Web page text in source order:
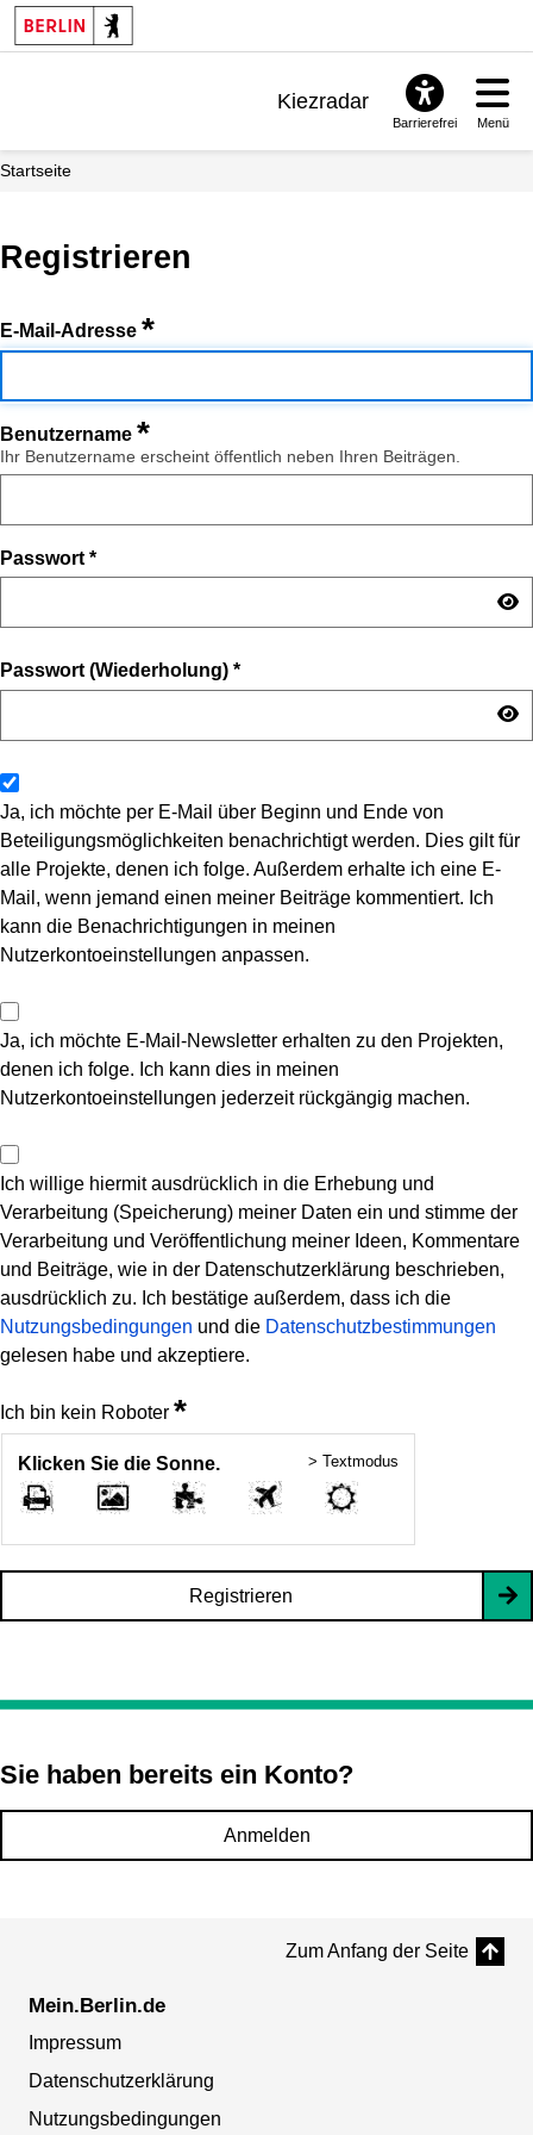
Kiezradar
Barrierefrei Menü
Startseite
Registrieren
E-Mail-Adresse *
Benutzername *
Ihr Benutzername erscheint öffentlich neben Ihren Beiträgen.
Passwort *
Passwort (Wiederholung) *
Ja, ich möchte per E-Mail über Beginn und Ende von
Beteiligungsmöglichkeiten benachrichtigt werden. Dies gilt für
alle Projekte, denen ich folge. Außerdem erhalte ich eine E-
Mail, wenn jemand einen meiner Beiträge kommentiert. Ich
kann die Benachrichtigungen in meinen
Nutzerkontoeinstellungen anpassen.
Ja, ich möchte E-Mail-Newsletter erhalten zu den Projekten,
denen ich folge. Ich kann dies in meinen
Nutzerkontoeinstellungen jederzeit rückgängig machen.
Ich willige hiermit ausdrücklich in die Erhebung und
Verarbeitung (Speicherung) meiner Daten ein und stimme der
Verarbeitung und Veröffentlichung meiner Ideen, Kommentare
und Beiträge, wie in der Datenschutzerklärung beschrieben,
ausdrücklich zu. Ich bestätige außerdem, dass ich die
Nutzungsbedingungen und die Datenschutzbestimmungen
gelesen habe und akzeptiere.
Ich bin kein Roboter *
Klicken Sie die Sonne. > Textmodus
Registrieren
Sie haben bereits ein Konto?
Anmelden
Zum Anfang der Seite
Mein.Berlin.de
Impressum
Datenschutzerklärung
Nutzungsbedingungen